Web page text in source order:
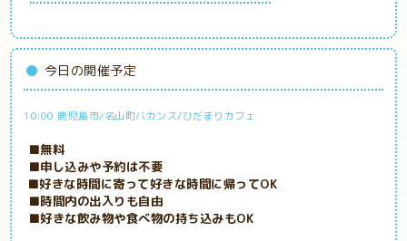
今日の開催予定
10:00 鹿児島市/名山町バカンス/ひだまりカフェ
■無料
■申し込みや予約は不要
■好きな時間に寄って好きな時間に帰ってOK
■時間内の出入りも自由
■好きな飲み物や食べ物の持ち込みもOK